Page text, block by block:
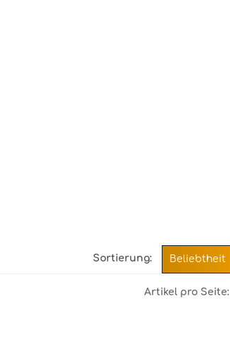
Sortierung:
Artikel pro Seite: